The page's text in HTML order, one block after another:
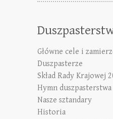
Główne cele i
Duszpasterze
Skład Rady Krajowej
Hymn duszpasterstwa
Nasze sztandary
Historia